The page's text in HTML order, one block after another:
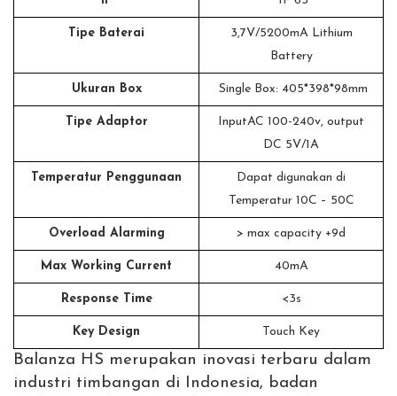
Tipe Baterai
3,7V/5200mA Lithium
Battery
Ukuran Box Single Box: 405*398*98mm
Tipe Adaptor
InputAC 100-240v, output
DC 5V/1A
Temperatur Penggunaan
Dapat digunakan di
Temperatur 10C – 50C
Overload Alarming > max capacity +9d
Max Working Current 40mA
Response Time <3s
Key Design Touch Key
Balanza HS merupakan inovasi terbaru dalam
industri timbangan di Indonesia, badan